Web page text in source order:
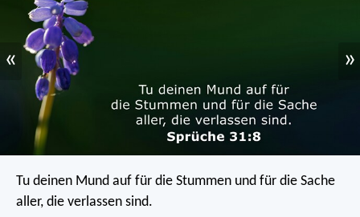
« »
Tu deinen Mund auf für die Stummen und für die Sache
aller, die verlassen sind.